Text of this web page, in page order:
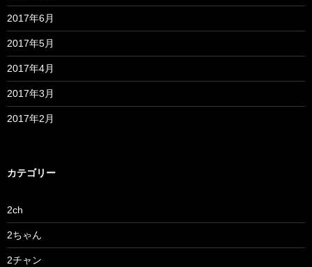
2017年6月
2017年5月
2017年4月
2017年3月
2017年2月
カテゴリー
2ch
2ちゃん
2チャン